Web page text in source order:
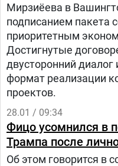
Мирзиёева в
подписанием пакета
приоритетным
Достигнутые
двусторонний диалог
формат реализации
проектов.
28.01 / 09:34
Фицо усомнился в
Трампа после
Об этом говорится в